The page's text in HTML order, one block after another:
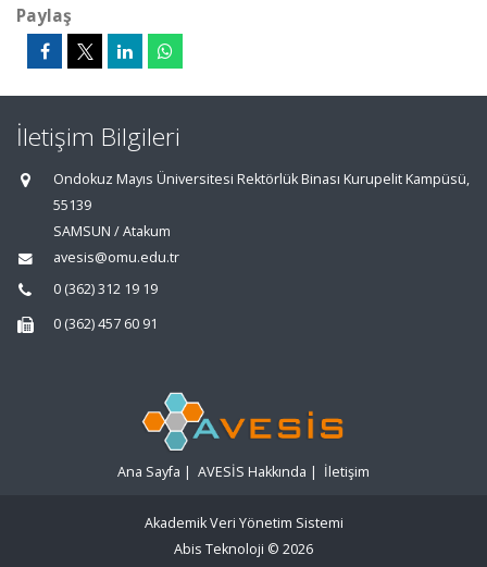
Paylaş
İletişim Bilgileri
Ondokuz Mayıs Üniversitesi Rektörlük Binası Kurupelit Kampüsü,
55139
SAMSUN / Atakum
avesis@omu.edu.tr
0 (362) 312 19 19
0 (362) 457 60 91
Ana Sayfa | AVESİS Hakkında | İletişim
Akademik Veri Yönetim Sistemi
Abis Teknoloji © 2026